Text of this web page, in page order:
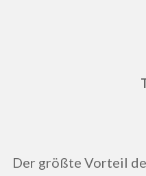
Der größte Vorteil des Titan-Keramik-Lockenstabs ist, dass das Haar automatisch